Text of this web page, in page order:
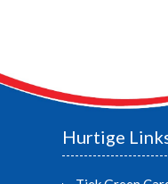
Hurtige